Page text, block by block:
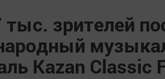
зрителей
Kazan Classic